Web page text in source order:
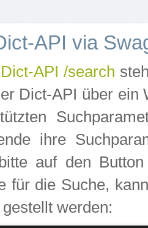
API via
Dict-API /search
Dict-API über
ihre
auf den
für die Suche,
werden: